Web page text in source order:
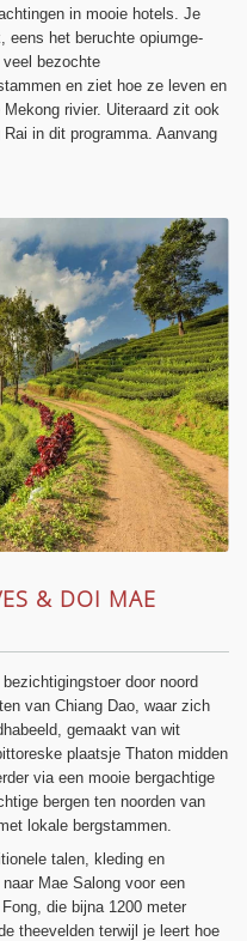
in mooie hotels. Je
eens het beruchte opiumge-
veel bezochte
en ziet hoe ze leven en
rivier. Uiteraard zit ook
in dit programma. Aanvang
& DOI MAE
door noord
van Chiang Dao, waar zich
gemaakt van wit
plaatsje Thaton midden
via een mooie bergachtige
bergen ten noorden van
lokale bergstammen.
talen, kleding en
Mae Salong voor een
die bijna 1200 meter
theevelden terwijl je leert hoe